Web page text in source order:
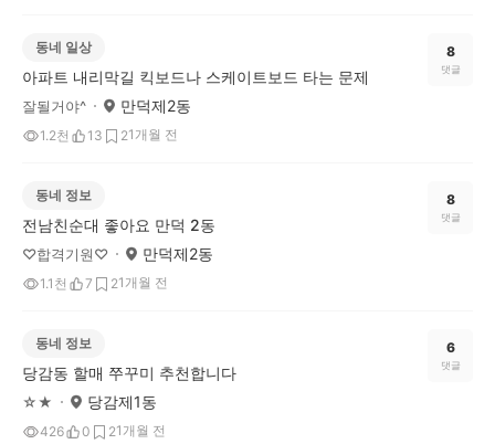
동네 일상
아파트 내리막길 킥보드나 스케이트보드 타는 문제
잘될거야^ 만덕제2동
1.2천 13 21개월 전
8
댓글
동네 정보
전남친순대 좋아요 만덕 2동
♡합격기원♡ 만덕제2동
1.1천 7 21개월 전
8
댓글
동네 정보
당감동 할매 쭈꾸미 추천합니다
☆★ 당감제1동
426 0 21개월 전
6
댓글